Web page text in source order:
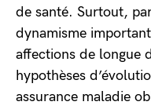
de santé. Surtout,
dynamisme
affections de longue
hypothèses
assurance maladie